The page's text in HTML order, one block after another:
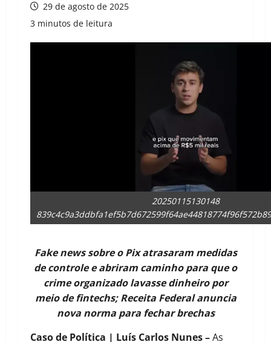
29 de agosto de 2025
3 minutos de leitura
20250115130148
Fake news sobre o Pix atrasaram medidas
de controle e abriram caminho para que o
crime organizado lavasse dinheiro por
meio de fintechs; Receita Federal anuncia
nova norma para fechar brechas
Caso de Política | Luís Carlos Nunes –As